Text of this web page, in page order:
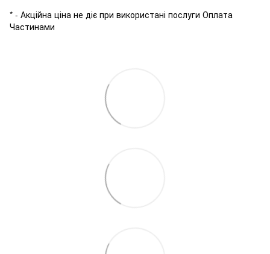
* - Акційна ціна не діє при використані послуги Оплата
Частинами